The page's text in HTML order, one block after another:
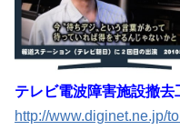
テレビ電波障害施設撤去
http://www.diginet.ne.jp/